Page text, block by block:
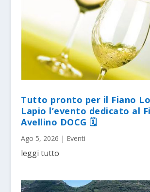
Tutto pronto per il Fiano
Lapio l’evento dedicato al
Avellino DOCG 🗓
Ago 5, 2026 | Eventi
leggi tutto